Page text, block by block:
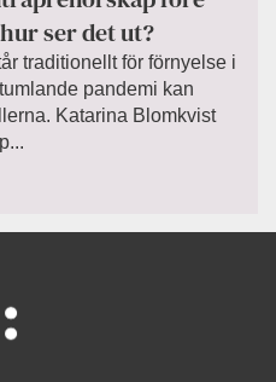
ser det ut?
traditionellt för förnyelse i
pandemi kan
Katarina Blomkvist